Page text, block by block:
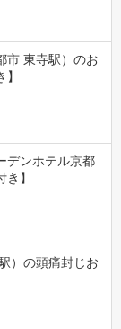
市 東寺駅）のお
デンホテル京都
】
）の頭痛封じお